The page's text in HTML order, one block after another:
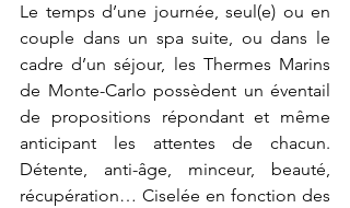
Le temps d’une journée, seul(e) ou en
couple dans un spa suite, ou dans le
cadre d’un séjour, les Thermes Marins
de Monte-Carlo possèdent un éventail
de propositions répondant et même
anticipant les attentes de chacun.
Détente, anti-âge, minceur, beauté,
récupération… Ciselée en fonction des